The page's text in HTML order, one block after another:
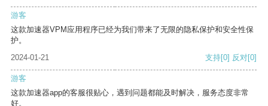
游客
这款加速器VPM应用程序已经为我们带来了无限的隐私保护和安全性保
护。
2024-01-21
支持[0] 反对[0]
游客
这款加速器app的客服很贴心，遇到问题都能及时解决，服务态度非常
好。